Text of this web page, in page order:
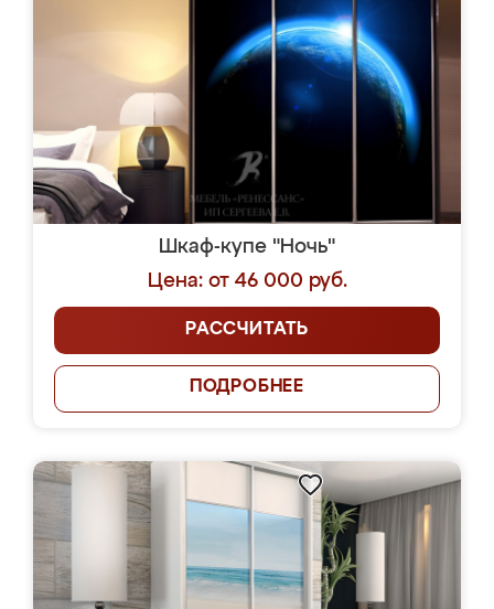
Шкаф-купе "Ночь"
Цена: от 46 000 руб.
РАССЧИТАТЬ
ПОДРОБНЕЕ